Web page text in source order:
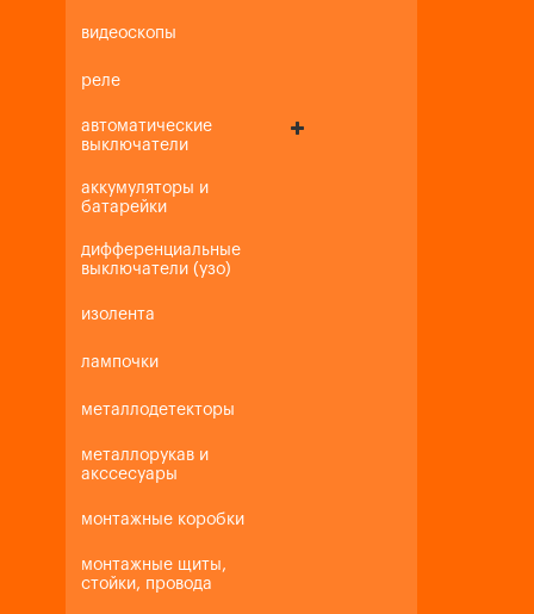
видеоскопы
реле
автоматические
выключатели
аккумуляторы и
батарейки
дифференциальные
выключатели (узо)
изолента
лампочки
металлодетекторы
металлорукав и
акссесуары
монтажные коробки
монтажные щиты,
стойки, провода